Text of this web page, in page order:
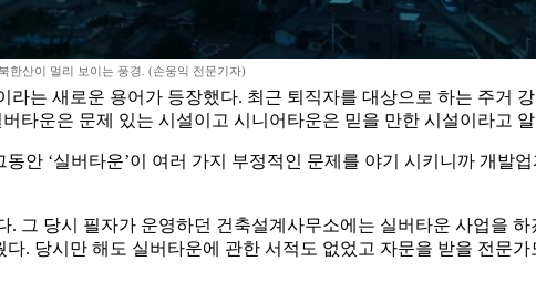
한산이 멀리 보이는 풍경. (손웅익 전문기자)
라는 새로운 용어가 등장했다. 최근 퇴직자를 대상으로 하는 주거
타운은 문제 있는 시설이고 시니어타운은 믿을 만한 시설이라고
안 ‘실버타운’이 여러 가지 부정적인 문제를 야기 시키니까 개발
그 당시 필자가 운영하던 건축설계사무소에는 실버타운 사업을
. 당시만 해도 실버타운에 관한 서적도 없었고 자문을 받을 전문